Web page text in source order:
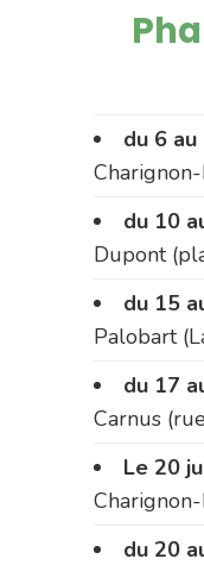
du 6
du 10
Dupont
du 15
Palobart
du 17
Carnus
Le 20
du 20